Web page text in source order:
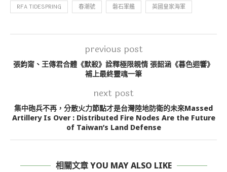
RFA TIDESPRING 春潮號 磐石軍艦 英國皇家海軍
previous post
張鈞甯、王傳君合體《默殺》詮釋極限親情 張韶涵《暮色迴響》
補上最終靈魂一筆
next post
集中砲兵不再，分散火力節點才是台灣陸地防衛的未來Massed
Artillery Is Over : Distributed Fire Nodes Are the Future
of Taiwan’s Land Defense
相關文章 YOU MAY ALSO LIKE